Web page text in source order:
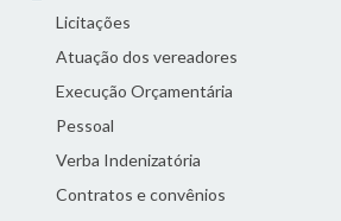
Licitações
Atuação dos vereadores
Execução Orçamentária
Pessoal
Verba Indenizatória
Contratos e convênios